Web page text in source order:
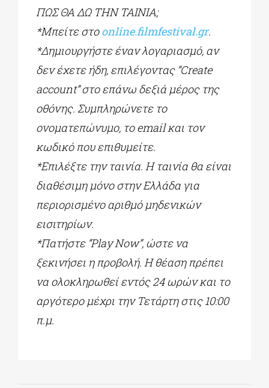
ΠΩΣ ΘΑ ΔΩ ΤΗΝ ΤΑΙΝΙΑ;
*Μπείτε στοonline.filmfestival.gr.
*Δημιουργήστε έναν λογαριασμό, αν
δεν έχετε ήδη, επιλέγοντας “Create
account” στο επάνω δεξιά μέρος της
οθόνης. Συμπληρώνετε το
ονοματεπώνυμο, το email και τον
κωδικό που επιθυμείτε.
*Επιλέξτε την ταινία. Η ταινία θα είναι
διαθέσιμη μόνο στην Ελλάδα για
περιορισμένο αριθμό μηδενικών
εισιτηρίων.
*Πατήστε “Play Now”, ώστε να
ξεκινήσει η προβολή. Η θέαση πρέπει
να ολοκληρωθεί εντός 24 ωρών και το
αργότερο μέχρι την Τετάρτη στις 10:00
π.μ.